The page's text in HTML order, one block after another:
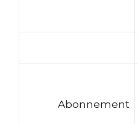
Abonnement